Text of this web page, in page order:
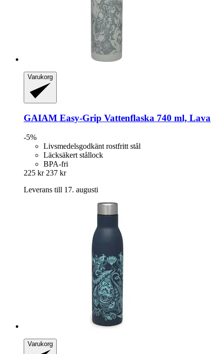
Varukorg
GAIAM Easy-​Grip Vattenflaska 740 ml, Lava
-5%
Livsmedelsgodkänt rostfritt stål
Läcksäkert stållock
BPA-fri
225 kr 237 kr
Leverans till 17. augusti
Varukorg